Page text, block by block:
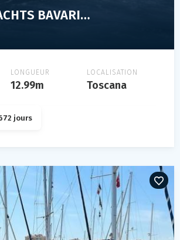
BAVARIA YACHTS BAVARIA 42 CRUISER
LONGUEUR
12.99m
LOCALISATION
Toscana
jours